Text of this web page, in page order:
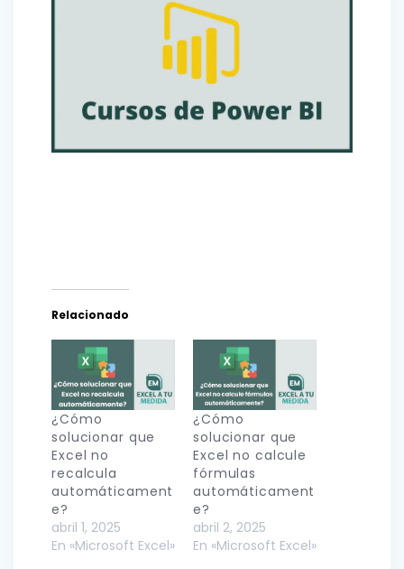
Relacionado
¿Cómo
solucionar que
Excel no
recalcula
automáticament
e?
abril 1, 2025
En «Microsoft Excel»
¿Cómo
solucionar que
Excel no calcule
fórmulas
automáticament
e?
abril 2, 2025
En «Microsoft Excel»